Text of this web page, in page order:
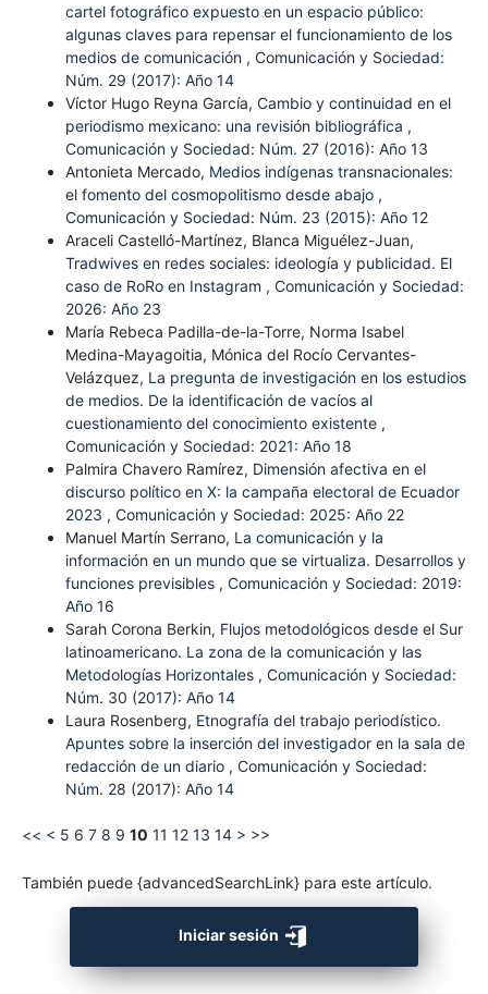
cartel fotográfico expuesto en un espacio público:
algunas claves para repensar el funcionamiento de los
medios de comunicación , Comunicación y Sociedad:
Núm. 29 (2017): Año 14
Víctor Hugo Reyna García, Cambio y continuidad en el
periodismo mexicano: una revisión bibliográfica ,
Comunicación y Sociedad: Núm. 27 (2016): Año 13
Antonieta Mercado, Medios indígenas transnacionales:
el fomento del cosmopolitismo desde abajo ,
Comunicación y Sociedad: Núm. 23 (2015): Año 12
Araceli Castelló-Martínez, Blanca Miguélez-Juan,
Tradwives en redes sociales: ideología y publicidad. El
caso de RoRo en Instagram , Comunicación y Sociedad:
2026: Año 23
María Rebeca Padilla-de-la-Torre, Norma Isabel
Medina-Mayagoitia, Mónica del Rocío Cervantes-
Velázquez, La pregunta de investigación en los estudios
de medios. De la identificación de vacíos al
cuestionamiento del conocimiento existente ,
Comunicación y Sociedad: 2021: Año 18
Palmira Chavero Ramírez, Dimensión afectiva en el
discurso político en X: la campaña electoral de Ecuador
2023 , Comunicación y Sociedad: 2025: Año 22
Manuel Martín Serrano, La comunicación y la
información en un mundo que se virtualiza. Desarrollos y
funciones previsibles , Comunicación y Sociedad: 2019:
Año 16
Sarah Corona Berkin, Flujos metodológicos desde el Sur
latinoamericano. La zona de la comunicación y las
Metodologías Horizontales , Comunicación y Sociedad:
Núm. 30 (2017): Año 14
Laura Rosenberg, Etnografía del trabajo periodístico.
Apuntes sobre la inserción del investigador en la sala de
redacción de un diario , Comunicación y Sociedad:
Núm. 28 (2017): Año 14
<< < 5 6 7 8 9 10 11 12 13 14 > >>
También puede {advancedSearchLink} para este artículo.
Iniciar sesión